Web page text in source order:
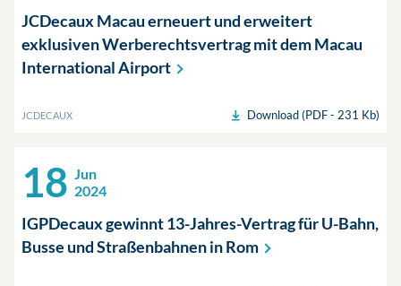
JCDecaux Macau erneuert und erweitert
exklusiven Werberechtsvertrag mit dem Macau
InternationalAirport
JCDECAUX Download (PDF - 231 Kb)
18 Jun
2024
IGPDecaux gewinnt 13-Jahres-Vertrag für U-Bahn,
Busse und Straßenbahnen inRom